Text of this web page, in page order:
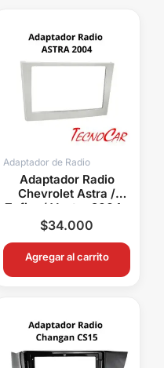
Adaptador de Radio
Adaptador Radio
Chevrolet Astra /
Zafira / Vectra 2004+
Metra ACHP009
$34.000
Agregar al carrito